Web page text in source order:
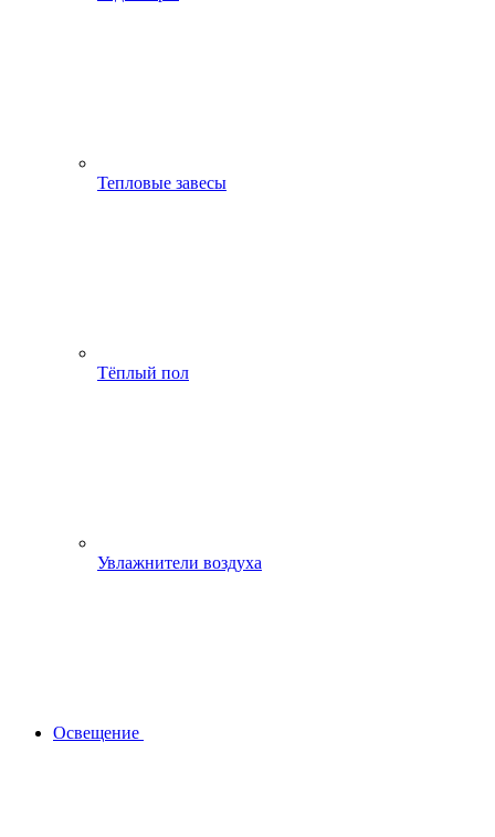
Тепловые завесы
Тёплый пол
Увлажнители воздуха
Освещение